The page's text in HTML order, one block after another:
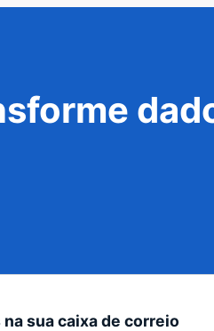
sua caixa de correio